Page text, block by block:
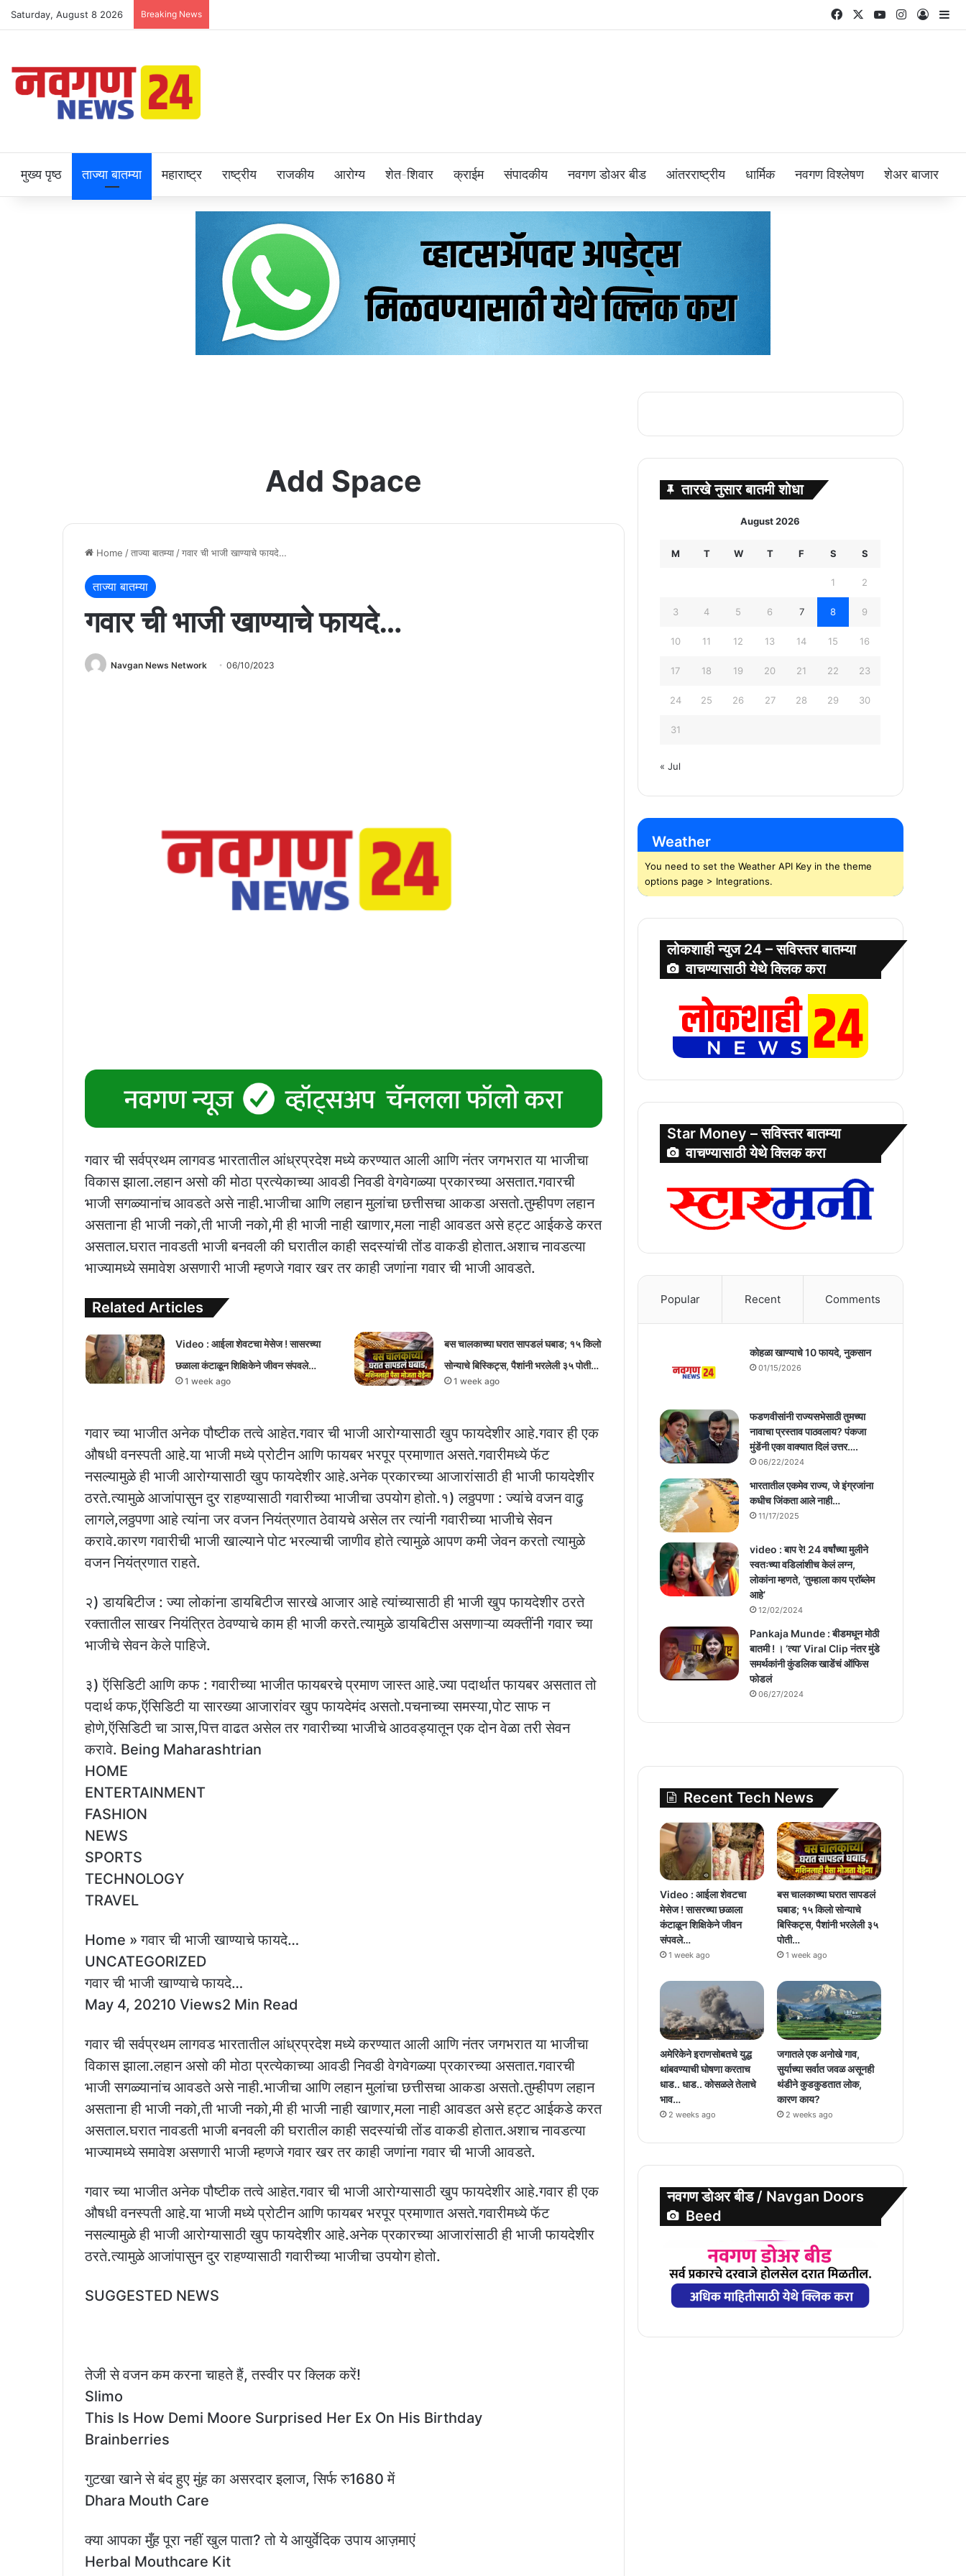
Saturday, August 8 2026 Breaking News FacebookYouTubeInstagram
Log In
मुख्य पृष्ठ ताज्या बातम्या महाराष्ट्र राष्ट्रीय राजकीय आरोग्य शेत-शिवार क्राईम संपादकीय नवगण डोअर बीड आंतरराष्ट्रीय धार्मिक नवगण विश्लेषण शेअर बाजार
Add Space
Home /ताज्या बातम्या /गवार ची भाजी खाण्याचे फायदे…
ताज्या बातम्या
गवार ची भाजी खाण्याचे फायदे…
Navgan News Network 06/10/2023
गवार ची सर्वप्रथम लागवड भारतातील आंध्रप्रदेश मध्ये करण्यात आली आणि नंतर जगभरात या भाजीचा
विकास झाला.लहान असो की मोठा प्रत्येकाच्या आवडी निवडी वेगवेगळ्या प्रकारच्या असतात.गवारची
भाजी सगळ्यानांच आवडते असे नाही.भाजीचा आणि लहान मुलांचा छत्तीसचा आकडा असतो.तुम्हीपण लहान
असताना ही भाजी नको,ती भाजी नको,मी ही भाजी नाही खाणार,मला नाही आवडत असे हट्ट आईकडे करत
असताल.घरात नावडती भाजी बनवली की घरातील काही सदस्यांची तोंड वाकडी होतात.अशाच नावडत्या
भाज्यामध्ये समावेश असणारी भाजी म्हणजे गवार खर तर काही जणांना गवार ची भाजी आवडते.
Related Articles
Video : आईला शेवटचा मेसेज ! सासरच्या
छळाला कंटाळून शिक्षिकेने जीवन संपवले…
1 week ago
बस चालकाच्या घरात सापडलं घबाड; १५ किलो
सोन्याचे बिस्किट्स, पैशांनी भरलेली ३५ पोती…
1 week ago
गवार च्या भाजीत अनेक पौष्टीक तत्वे आहेत.गवार ची भाजी आरोग्यासाठी खुप फायदेशीर आहे.गवार ही एक
औषधी वनस्पती आहे.या भाजी मध्ये प्रोटीन आणि फायबर भरपूर प्रमाणात असते.गवारीमध्ये फॅट
नसल्यामुळे ही भाजी आरोग्यासाठी खुप फायदेशीर आहे.अनेक प्रकारच्या आजारांसाठी ही भाजी फायदेशीर
ठरते.त्यामुळे आजांपासुन दुर राहण्यासाठी गवारीच्या भाजीचा उपयोग होतो.१) लठ्ठपणा : ज्यांचे वजन वाढु
लागले,लठ्ठपणा आहे त्यांना जर वजन नियंत्रणात ठेवायचे असेल तर त्यांनी गवारीच्या भाजीचे सेवन
करावे.कारण गवारीची भाजी खाल्याने पोट भरल्याची जाणीव होते त्यामुळे आपण कमी जेवन करतो त्यामुळे
वजन नियंत्रणात राहते.
२) डायबिटीज : ज्या लोकांना डायबिटीज सारखे आजार आहे त्यांच्यासाठी ही भाजी खुप फायदेशीर ठरते
रक्तातील साखर नियंत्रित ठेवण्याचे काम ही भाजी करते.त्यामुळे डायबिटीस असणाऱ्या व्यक्तींनी गवार च्या
भाजीचे सेवन केले पाहिजे.
३) ऍसिडिटी आणि कफ : गवारीच्या भाजीत फायबरचे प्रमाण जास्त आहे.ज्या पदार्थात फायबर असतात तो
पदार्थ कफ,ऍसिडिटी या सारख्या आजारांवर खुप फायदेमंद असतो.पचनाच्या समस्या,पोट साफ न
होणे,ऍसिडिटी चा ञास,पित्त वाढत असेल तर गवारीच्या भाजीचे आठवड्यातून एक दोन वेळा तरी सेवन
करावे. Being Maharashtrian
HOME
ENTERTAINMENT
FASHION
NEWS
SPORTS
TECHNOLOGY
TRAVEL
Home » गवार ची भाजी खाण्याचे फायदे…
UNCATEGORIZED
गवार ची भाजी खाण्याचे फायदे…
May 4, 20210 Views2 Min Read
गवार ची सर्वप्रथम लागवड भारतातील आंध्रप्रदेश मध्ये करण्यात आली आणि नंतर जगभरात या भाजीचा
विकास झाला.लहान असो की मोठा प्रत्येकाच्या आवडी निवडी वेगवेगळ्या प्रकारच्या असतात.गवारची
भाजी सगळ्यानांच आवडते असे नाही.भाजीचा आणि लहान मुलांचा छत्तीसचा आकडा असतो.तुम्हीपण लहान
असताना ही भाजी नको,ती भाजी नको,मी ही भाजी नाही खाणार,मला नाही आवडत असे हट्ट आईकडे करत
असताल.घरात नावडती भाजी बनवली की घरातील काही सदस्यांची तोंड वाकडी होतात.अशाच नावडत्या
भाज्यामध्ये समावेश असणारी भाजी म्हणजे गवार खर तर काही जणांना गवार ची भाजी आवडते.
गवार च्या भाजीत अनेक पौष्टीक तत्वे आहेत.गवार ची भाजी आरोग्यासाठी खुप फायदेशीर आहे.गवार ही एक
औषधी वनस्पती आहे.या भाजी मध्ये प्रोटीन आणि फायबर भरपूर प्रमाणात असते.गवारीमध्ये फॅट
नसल्यामुळे ही भाजी आरोग्यासाठी खुप फायदेशीर आहे.अनेक प्रकारच्या आजारांसाठी ही भाजी फायदेशीर
ठरते.त्यामुळे आजांपासुन दुर राहण्यासाठी गवारीच्या भाजीचा उपयोग होतो.
SUGGESTED NEWS
तेजी से वजन कम करना चाहते हैं, तस्वीर पर क्लिक करें!
Slimo
This Is How Demi Moore Surprised Her Ex On His Birthday
Brainberries
गुटखा खाने से बंद हुए मुंह का असरदार इलाज, सिर्फ रु1680 में
Dhara Mouth Care
क्या आपका मुँह पूरा नहीं खुल पाता? तो ये आयुर्वेदिक उपाय आज़माएं
Herbal Mouthcare Kit
तारखे नुसार बातमी शोधा
August 2026
M T W T F S S
1 2
3 4 5 6 7 8 9
10 11 12 13 14 15 16
17 18 19 20 21 22 23
24 25 26 27 28 29 30
31
« Jul
Weather
You need to set the Weather API Key in the theme
options page > Integrations.
लोकशाही न्युज 24 – सविस्तर बातम्या
वाचण्यासाठी येथे क्लिक करा
Star Money – सविस्तर बातम्या
वाचण्यासाठी येथे क्लिक करा
Popular Recent Comments
कोहळा खाण्याचे 10 फायदे, नुकसान
01/15/2026
फडणवीसांनी राज्यसभेसाठी तुमच्या
नावाचा प्रस्ताव पाठवलाय? पंकजा
मुंडेंनी एका वाक्यात दिलं उत्तर….
06/22/2024
भारतातील एकमेव राज्य, जे इंग्रजांना
कधीच जिंकता आले नाही…
11/17/2025
video : बाप रे! 24 वर्षांच्या मुलीने
स्वतःच्या वडिलांशीच केलं लग्न,
लोकांना म्हणते, ‘तुम्हाला काय प्राॅब्लेम
आहे’
12/02/2024
Pankaja Munde : बीडमधून मोठी
बातमी ! । ‘त्या’ Viral Clip नंतर मुंडे
समर्थकांनी कुंडलिक खाडेंचं ऑफिस
फोडलं
06/27/2024
Recent Tech News
Video : आईला शेवटचा
मेसेज ! सासरच्या छळाला
कंटाळून शिक्षिकेने जीवन
संपवले…
1 week ago
बस चालकाच्या घरात सापडलं
घबाड; १५ किलो सोन्याचे
बिस्किट्स, पैशांनी भरलेली ३५
पोती…
1 week ago
अमेरिकेने इराणसोबतचे युद्ध
थांबवण्याची घोषणा करताच
धाड.. धाड.. कोसळले तेलाचे
भाव…
2 weeks ago
जगातले एक अनोखे गाव,
सुर्याच्या सर्वात जवळ असूनही
थंडीने कुडकुडतात लोक,
कारण काय?
2 weeks ago
नवगण डोअर बीड / Navgan Doors
Beed